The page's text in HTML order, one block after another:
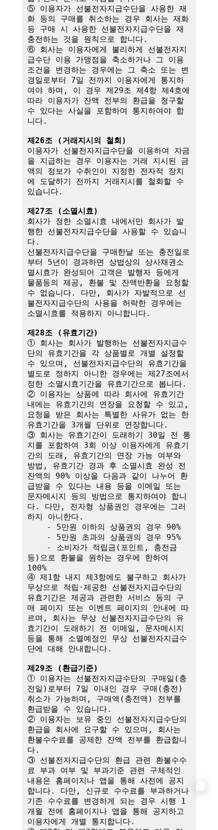
⑤ 이용자가 선불전자지급수단을 사용한 재
화 등의 구매를 취소하는 경우 회사는 재화
등 구매 시 사용한 선불전자지급수단을 재
충전하는 것을 원칙으로 합니다.
⑥ 회사는 이용자에게 불리하게 선불전자지
급수단 이용 가맹점을 축소하거나 그 이용
조건을 변경하는 경우에는 그 축소 또는 변
경일로부터 7일 전까지 이용자에게 통지하
여야 하며, 이 경우 제29조 제4항 제4호에
따라 이용자가 잔액 전부의 환급을 청구할
수 있다는 사실을 포함하여 통지하여야 합
니다.
제26조 (거래지시의 철회)
이용자가 선불전자지급수단을 이용하여 자금
을 지급하는 경우 이용자는 거래 지시된 금
액의 정보가 수취인이 지정한 전자적 장치
에 도달하기 전까지 거래지시를 철회할 수
있습니다.
제27조 (소멸시효)
회사가 정한 소멸시효 내에서만 회사가 발
행한 선불전자지급수단을 사용할 수 있습니
다.
선불전자지급수단을 구매한날 또는 충전일로
부터 5년이 경과하면 상법상의 상사채권소
멸시효가 완성되어 고객은 발행자 등에게
물품등의 제공, 환불 및 잔액반환을 요청할
수 없습니다. 다만, 회사가 자발적으로 선
불전자지급수단의 사용을 허락한 경우에는
소멸시효를 적용하지 아니합니다.
제28조 (유효기간)
① 회사는 회사가 발행하는 선불전자지급수
단의 유효기간을 각 상품별로 개별 설정할
수 있으며, 선불전자지급수단의 유효기간을
별도로 정하지 아니한 경우에는 제27조에서
정한 소멸시효기간을 유효기간으로 봅니다.
② 이용자는 상품에 따라 회사에 유효기간
내에는 유효기간의 연장을 요청할 수 있고,
요청을 받은 회사는 특별한 사유가 없는 한
유효기간을 3개월 단위로 연장합니다.
③ 회사는 유효기간이 도래하기 30일 전 통
지를 포함하여 3회 이상 이용자에게 유효기
간의 도래, 유효기간의 연장 가능 여부와
방법, 유효기간 경과 후 소멸시효 완성 전
잔액의 90% 이상을 다음과 같이 나누어 환
급받을 수 있다는 내용 등을 이메일 또는
문자메시지 등의 방법으로 통지하여야 합니
다. 다만, 전자형 상품권인 경우에는 그러
하지 아니한다.
등)으로 환불을 원하는 경우에 한하여
100%
④ 제1항 내지 제3항에도 불구하고 회사가
무상으로 적립·제공한 선불전자지급수단의
유효기간은 제공과 관련한 서비스 등의 구
매 페이지 또는 이벤트 페이지의 안내에 따
르며, 회사는 무상 선불전자지급수단의 유
효기간이 도래하기 전 이메일, 문자메시지
등을 통해 소멸예정인 무상 선불전자지급수
단에 대해 안내합니다.
제29조 (환급기준)
① 이용자는 선불전자지급수단의 구매일(충
전일)로부터 7일 이내인 경우 구매(충전)
취소가 가능하며, 구매액(충전액) 전부를
환급받을 수 있습니다.
② 이용자는 보유 중인 선불전자지급수단의
환급을 회사에 요구할 수 있으며, 회사는
환불수수료를 공제한 잔액 전부를 환급합니
다.
③ 선불전자지급수단의 환급 관련 환불수수
료 부과 여부 및 부과기준 관련 구체적인
내용은 홈페이지나 앱을 통해 사전에 공지
합니다. 다만, 신규로 수수료를 부과하거나
기존 수수료를 변경하게 되는 경우 시행 1
개월 전에 홈페이지나 앱을 통해 공지하고
이용자에게 개별 통지합니다.